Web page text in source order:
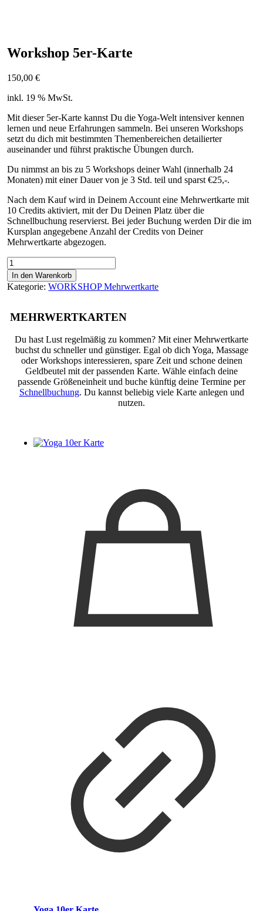
Workshop 5er-Karte
150,00€
inkl. 19 % MwSt.
Mit dieser 5er-Karte kannst Du die Yoga-Welt intensiver kennen
lernen und neue Erfahrungen sammeln. Bei unseren Workshops
setzt du dich mit bestimmten Themenbereichen detailierter
auseinander und führst praktische Übungen durch.
Du nimmst an bis zu 5 Workshops deiner Wahl (innerhalb 24
Monaten) mit einer Dauer von je 3 Std. teil und sparst €25,-.
Nach dem Kauf wird in Deinem Account eine Mehrwertkarte mit
10 Credits aktiviert, mit der Du Deinen Platz über die
Schnellbuchung reservierst. Bei jeder Buchung werden Dir die im
Kursplan angegebene Anzahl der Credits von Deiner
Mehrwertkarte abgezogen.
Workshop
5er-
Karte
Menge
In den Warenkorb
Kategorie:WORKSHOP Mehrwertkarte
MEHRWERTKARTEN
Du hast Lust regelmäßig zu kommen? Mit einer Mehrwertkarte
buchst du schneller und günstiger. Egal ob dich Yoga, Massage
oder Workshops interessieren, spare Zeit und schone deinen
Geldbeutel mit der passenden Karte. Wähle einfach deine
passende Größeneinheit und buche künftig deine Termine per
Schnellbuchung. Du kannst beliebig viele Karte anlegen und
nutzen.